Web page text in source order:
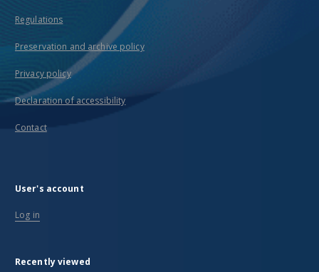
Regulations
Preservation and archive policy
Privacy policy
Declaration of accessibility
Contact
User's account
Log in
Recently viewed